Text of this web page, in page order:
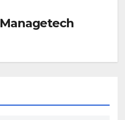
Managetech